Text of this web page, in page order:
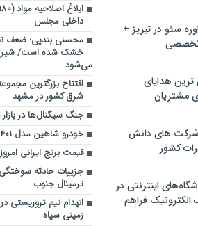
سئو در تبریز +
تخصصی
ترین هدایای
مشتریان
شرکت های دانش
کشور
اینترنتی در
الکترونیک فراهم
داخلی مجلس
محسنی بندپی: ضعف
خشک شده است/ شیر
می‌شود
افتتاح بزرگترین
شرق کشور در مشهد
جنگ سیگنال‌ها در بازار
خودرو شاهین مدل ۱۴۰۱ چند؟ + جدول قیمت
قیمت برنج ایرانی امروز ۲۲ مهر
جزییات حادثه
ترمینال جنوب
انهدام تیم تروریستی
زمینی سپاه